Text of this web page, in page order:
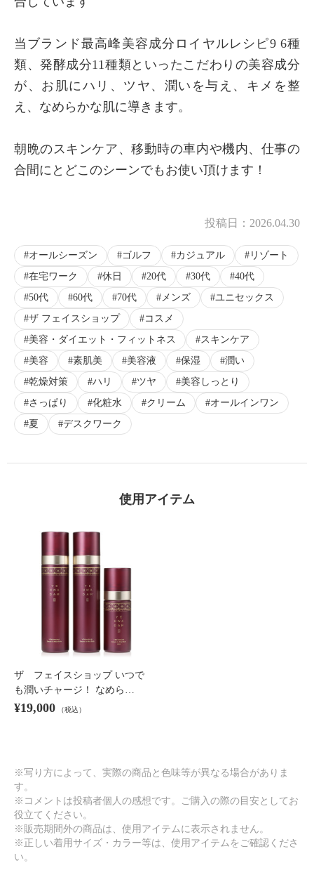
当ブランド最高峰美容成分ロイヤルレシピ9 6種
類、発酵成分11種類といったこだわりの美容成分
が、お肌にハリ、ツヤ、潤いを与え、キメを整
え、なめらかな肌に導きます。
朝晩のスキンケア、移動時の車内や機内、仕事の
合間にとどこのシーンでもお使い頂けます！
投稿日： 2026.04.30
オールシーズン ゴルフ カジュアル
リゾート
在宅ワーク
休日 20代 30代
40代
50代
60代 70代 メンズ
ユニセックス
ザ フェイスショップ
コスメ
美容・ダイエット・フィットネス
スキンケア
美容
素肌美 美容液 保湿
潤い
乾燥対策
ハリ ツヤ
美容しっとり
さっぱり
化粧水 クリーム
オールインワン
夏
デスクワーク
使用アイテム
ザ フェイスショップ いつで
も潤いチャージ！ なめら…
¥19,000 （税込）
※写り方によって、実際の商品と色味等が異なる場合がありま
す。
※コメントは投稿者個人の感想です。ご購入の際の目安としてお
役立てください。
※販売期間外の商品は、使用アイテムに表示されません。
※正しい着用サイズ・カラー等は、使用アイテムをご確認くださ
い。